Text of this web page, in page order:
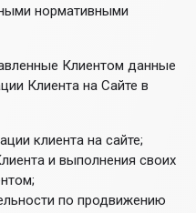
нормативными
Клиентом данные
Клиента на Сайте в
клиента на сайте;
и выполнения своих
по продвижению